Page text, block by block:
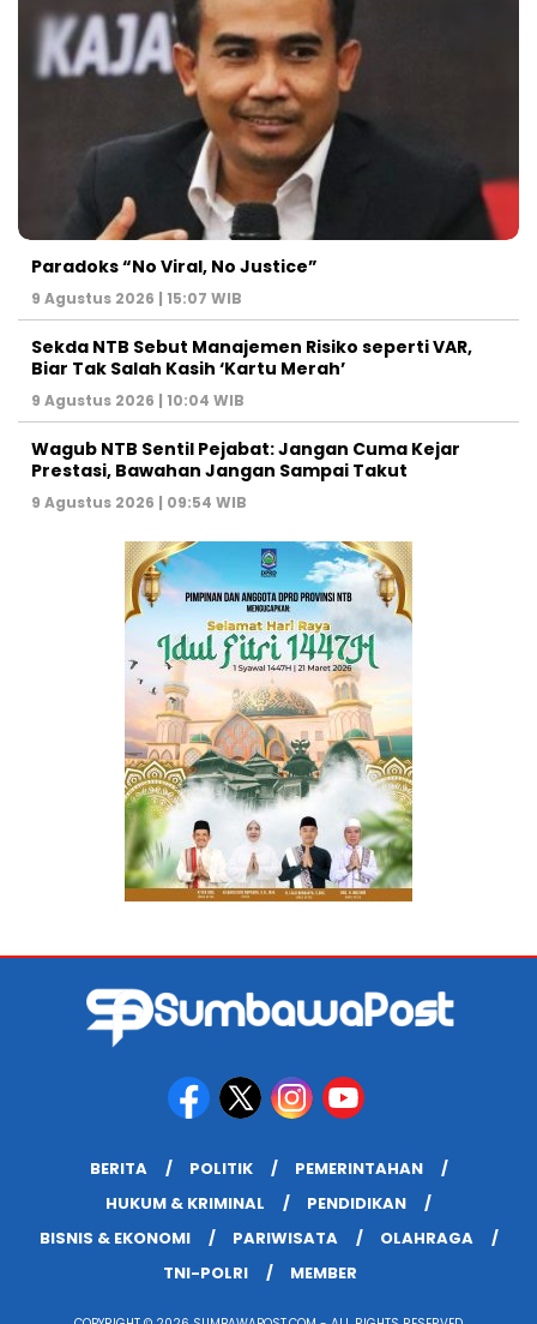
Paradoks “No Viral, No Justice”
9 Agustus 2026 | 15:07 WIB
Sekda NTB Sebut Manajemen Risiko seperti VAR,
Biar Tak Salah Kasih ‘Kartu Merah’
9 Agustus 2026 | 10:04 WIB
Wagub NTB Sentil Pejabat: Jangan Cuma Kejar
Prestasi, Bawahan Jangan Sampai Takut
9 Agustus 2026 | 09:54 WIB
BERITA POLITIK
PEMERINTAHAN
HUKUM & KRIMINAL
PENDIDIKAN
BISNIS & EKONOMI
PARIWISATA
OLAHRAGA
TNI-POLRI
MEMBER